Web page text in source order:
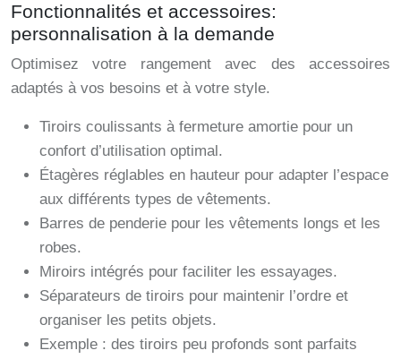
Fonctionnalités et accessoires:
personnalisation à la demande
Optimisez votre rangement avec des accessoires
adaptés à vos besoins et à votre style.
Tiroirs coulissants à fermeture amortie pour un
confort d’utilisation optimal.
Étagères réglables en hauteur pour adapter l’espace
aux différents types de vêtements.
Barres de penderie pour les vêtements longs et les
robes.
Miroirs intégrés pour faciliter les essayages.
Séparateurs de tiroirs pour maintenir l’ordre et
organiser les petits objets.
Exemple : des tiroirs peu profonds sont parfaits